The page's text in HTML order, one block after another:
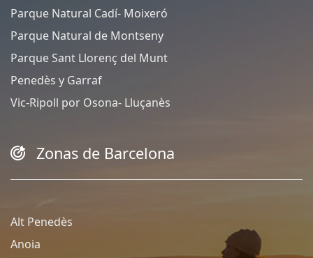
Parque Natural Cadí- Moixeró
Parque Natural de Montseny
Parque Sant Llorenç del Munt
Penedès y Garraf
Vic-Ripoll por Osona- Lluçanès
Zonas de Barcelona
Alt Penedès
Anoia